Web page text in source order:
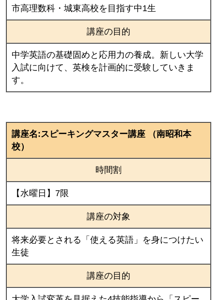
市高理数科・城東高校を目指す中1生
講座の目的
中学英語の基礎固めと応用力の養成。新しい大学
入試に向けて、英検を計画的に受験していきま
す。
講座名:スピーキングマスター講座 （南昭和本
校）
時間割
【水曜日】7限
講座の対象
将来必要とされる「使える英語」を身につけたい
生徒
講座の目的